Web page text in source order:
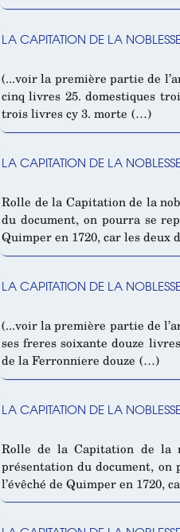
LA CAPITATION DE LA
(...voir la première partie de
cinq livres 25. domestiques
trois livres cy 3. morte (…)
LA CAPITATION DE LA
Rolle de la Capitation de la
du document, on pourra se
Quimper en 1720, car les deux
LA CAPITATION DE LA
(...voir la première partie de
ses freres soixante douze
de la Ferronniere douze (…)
LA CAPITATION DE LA
Rolle de la Capitation de la
présentation du document, on
l’évêché de Quimper en 1720,